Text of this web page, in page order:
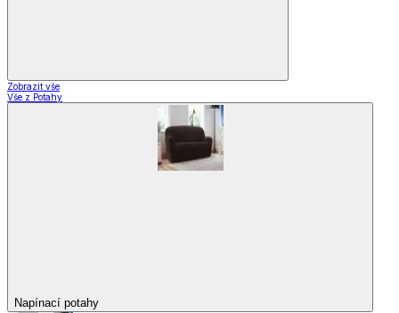
Zobrazit vše
Vše z Potahy
Napínací potahy